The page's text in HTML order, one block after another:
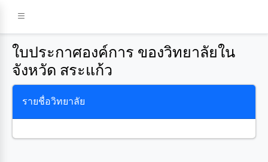
ใบประกาศองค์การ ของวิทยาลัยใน
จังหวัด สระแก้ว
รายชื่อวิทยาลัย